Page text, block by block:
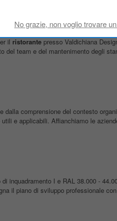
- Poke House
Chiana
il ristorantepresso Valdichiana
del team e del mantenimento degli
dalla comprensione del contesto
e applicabili. Affianchiamo le
inquadramento I e RAL 38.000 -
il piano di sviluppo professionale